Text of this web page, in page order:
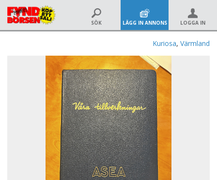
SÖK LÄGG IN ANNONS LOGGA IN
Kuriosa, Värmland